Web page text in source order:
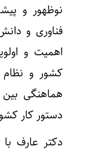
نوظهور و
فناوری و
اهمیت و
کشور و
هماهنگی
دستور کار
دکتر عارف